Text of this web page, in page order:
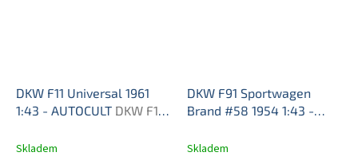
DKW F11 Universal 1961
1:43 - AUTOCULT DKW F11
auta
Skladem
DKW F91 Sportwagen
Brand #58 1954 1:43 -
model auta
Skladem